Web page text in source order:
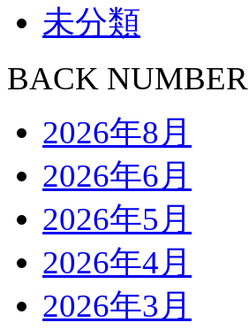
未分類
BACK NUMBER
2026年8月
2026年6月
2026年5月
2026年4月
2026年3月